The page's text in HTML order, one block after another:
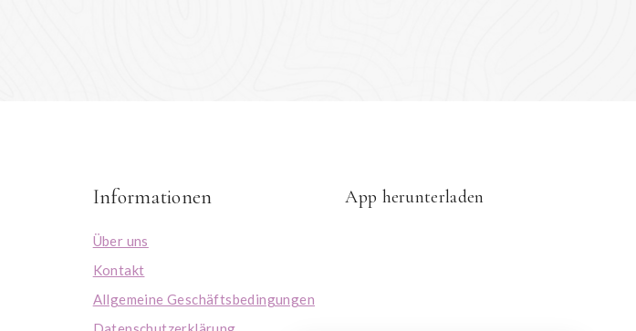
Informationen
Über uns
Kontakt
Allgemeine Geschäftsbedingungen
App herunterladen